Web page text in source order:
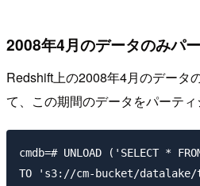
2008年4月のデータのみパ
Redshift上の2008年4月のデータ
て、この期間のデータをパーティ
cmdb=# UNLOAD ('SELECT *
TO 's3://cm-bucket/